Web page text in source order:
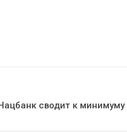
сводит к минимуму